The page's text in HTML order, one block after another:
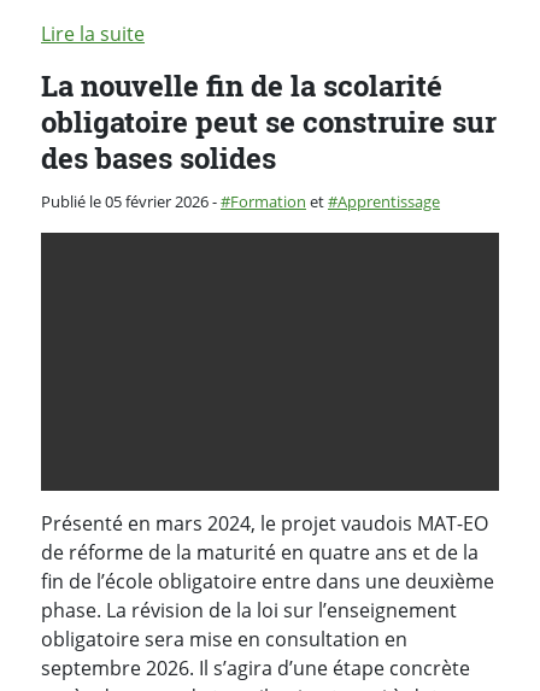
Lire la suite
La nouvelle fin de la scolarité
obligatoire peut se construire sur
des bases solides
Publié le 05 février 2026-Catégorie :
Formation et Apprentissage
Présenté en mars 2024, le projet vaudois MAT-EO
de réforme de la maturité en quatre ans et de la
fin de l’école obligatoire entre dans une deuxième
phase. La révision de la loi sur l’enseignement
obligatoire sera mise en consultation en
septembre 2026. Il s’agira d’une étape concrète